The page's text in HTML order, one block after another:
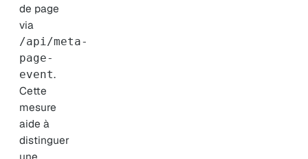
de page
via
/api/meta-
page-
event.
Cette
mesure
aide à
distinguer